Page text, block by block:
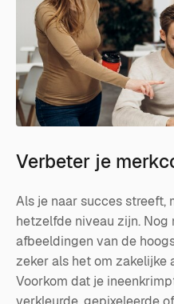
Verbeter je
Als je naar succes streeft,
hetzelfde niveau zijn. Nog
afbeeldingen van de
zeker als het om zakelijke
Voorkom dat je